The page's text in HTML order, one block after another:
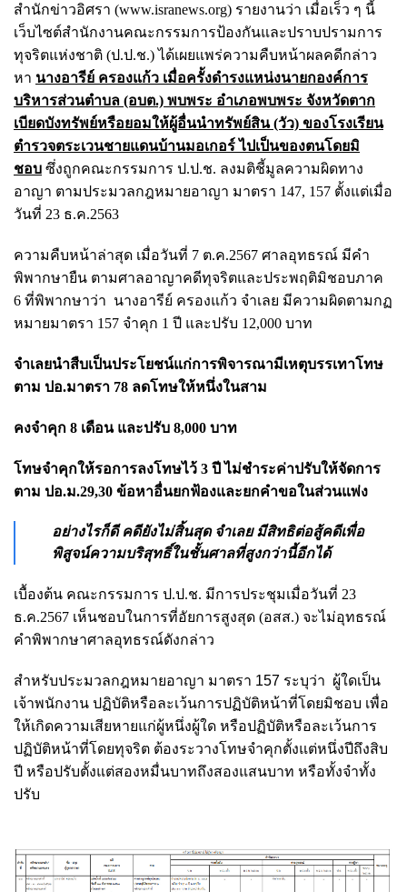
สำนักข่าวอิศรา (www.isranews.org) รายงานว่า เมื่อเร็ว ๆ นี้
เว็บไซต์สำนักงานคณะกรรมการป้องกันและปราบปรามการ
ทุจริตแห่งชาติ (ป.ป.ช.) ได้เผยแพร่ความคืบหน้าผลคดีกล่าว
หา นางอารีย์ ครองแก้ว เมื่อครั้งดำรงแหน่งนายกองค์การ
บริหารส่วนตำบล (อบต.) พบพระ อำเภอพบพระ จังหวัดตาก
เบียดบังทรัพย์หรือยอมให้ผู้อื่นนำทรัพย์สิน (วัว) ของโรงเรียน
ตำรวจตระเวนชายแดนบ้านมอเกอร์ ไปเป็นของตนโดยมิ
ชอบ ซึ่งถูกคณะกรรมการ ป.ป.ช. ลงมติชี้มูลความผิดทาง
อาญา ตามประมวลกฎหมายอาญา มาตรา 147, 157 ตั้งแต่เมื่อ
วันที่ 23 ธ.ค.2563
ความคืบหน้าล่าสุด เมื่อวันที่ 7 ต.ค.2567 ศาลอุทธรณ์ มีคำ
พิพากษายืน ตามศาลอาญาคดีทุจริตและประพฤติมิชอบภาค
6 ที่พิพากษาว่า นางอารีย์ ครองแก้ว จำเลย มีความผิดตามกฏ
หมายมาตรา 157 จำคุก 1 ปี และปรับ 12,000 บาท
จำเลยนำสืบเป็นประโยชน์แก่การพิจารณามีเหตุบรรเทาโทษ
ตาม ปอ.มาตรา 78 ลดโทษให้หนึ่งในสาม
คงจำคุก 8 เดือน และปรับ 8,000 บาท
โทษจำคุกให้รอการลงโทษไว้ 3 ปี ไม่ชำระค่าปรับให้จัดการ
ตาม ปอ.ม.29,30 ข้อหาอื่นยกฟ้องและยกคำขอในส่วนแพ่ง
อย่างไรก็ดี คดียังไม่สิ้นสุด จำเลย มีสิทธิต่อสู้คดีเพื่อ
พิสูจน์ความบริสุทธิ์ในชั้นศาลที่สูงกว่านี้อีกได้
เบื้องต้น คณะกรรมการ ป.ป.ช. มีการประชุมเมื่อวันที่ 23
ธ.ค.2567 เห็นชอบในการที่อัยการสูงสุด (อสส.) จะไม่อุทธรณ์
คำพิพากษาศาลอุทธรณ์ดังกล่าว
สำหรับประมวลกฎหมายอาญา มาตรา 157 ระบุว่า ผู้ใดเป็น
เจ้าพนักงาน ปฏิบัติหรือละเว้นการปฏิบัติหน้าที่โดยมิชอบ เพื่อ
ให้เกิดความเสียหายแก่ผู้หนึ่งผู้ใด หรือปฏิบัติหรือละเว้นการ
ปฏิบัติหน้าที่โดยทุจริต ต้องระวางโทษจำคุกตั้งแต่หนึ่งปีถึงสิบ
ปี หรือปรับตั้งแต่สองหมื่นบาทถึงสองแสนบาท หรือทั้งจำทั้ง
ปรับ